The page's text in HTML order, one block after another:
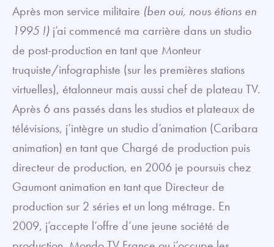
Après mon service militaire (ben oui, nous étions en
1995 !) j’ai commencé ma carrière dans un studio
de post-production en tant que Monteur
truquiste/infographiste (sur les premières stations
virtuelles), étalonneur mais aussi chef de plateau TV.
Après 6 ans passés dans les studios et plateaux de
télévisions, j’intègre un studio d’animation (Caribara
animation) en tant que Chargé de production puis
directeur de production, en 2006 je poursuis chez
Gaumont animation en tant que Directeur de
production sur 2 séries et un long métrage. En
2009, j’accepte l’offre d’une jeune société de